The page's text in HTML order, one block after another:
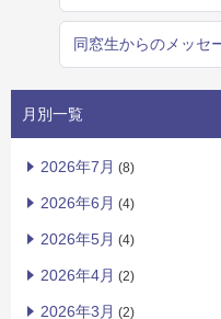
同窓生からのメッセ
月別一覧
2026年7月 (8)
2026年6月 (4)
2026年5月 (4)
2026年4月 (2)
2026年3月 (2)